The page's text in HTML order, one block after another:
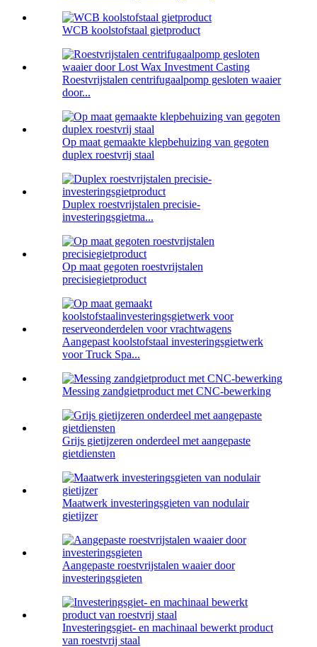
WCB koolstofstaal gietproduct
Roestvrijstalen centrifugaalpomp gesloten waaier
door...
Op maat gemaakte klepbehuizing van gegoten
duplex roestvrij staal
Duplex roestvrijstalen precisie-
investeringsgietma...
Op maat gegoten roestvrijstalen
precisiegietproduct
Aangepast koolstofstaal investeringsgietwerk
voor Truck Spa...
Messing zandgietproduct met CNC-bewerking
Grijs gietijzeren onderdeel met aangepaste
gietdiensten
Maatwerk investeringsgieten van nodulair
gietijzer
Aangepaste roestvrijstalen waaier door
investeringsgieten
Investeringsgiet- en machinaal bewerkt product
van roestvrij staal